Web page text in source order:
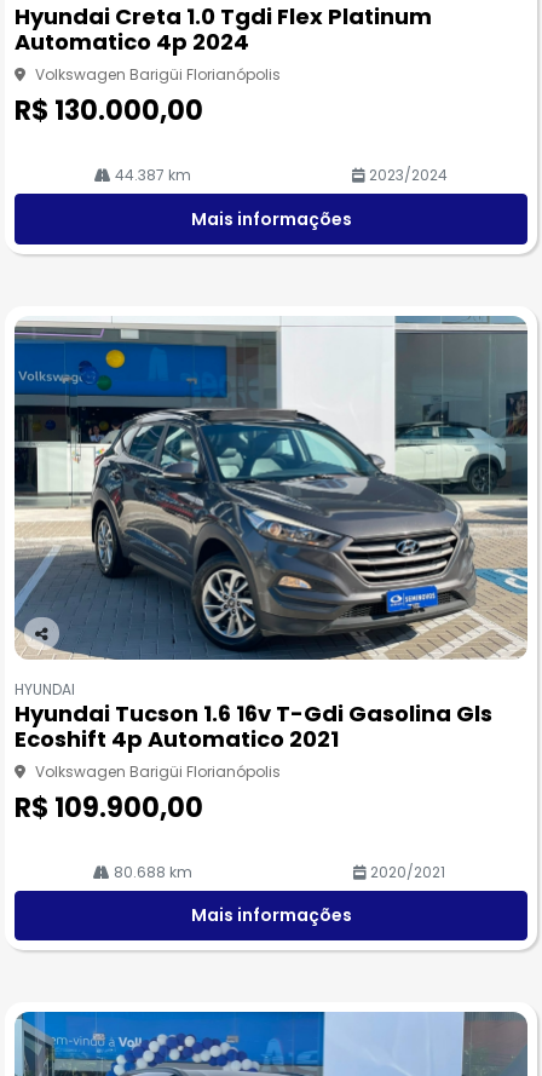
rtil
he
Hyundai Creta 1.0 Tgdi Flex Platinum
Automatico 4p 2024
Volkswagen Barigüi Florianópolis
R$ 130.000,00
44.387 km 2023/2024
Mais informações
Co
pa
rtil
he
HYUNDAI
Hyundai Tucson 1.6 16v T-Gdi Gasolina Gls
Ecoshift 4p Automatico 2021
Volkswagen Barigüi Florianópolis
R$ 109.900,00
80.688 km 2020/2021
Mais informações